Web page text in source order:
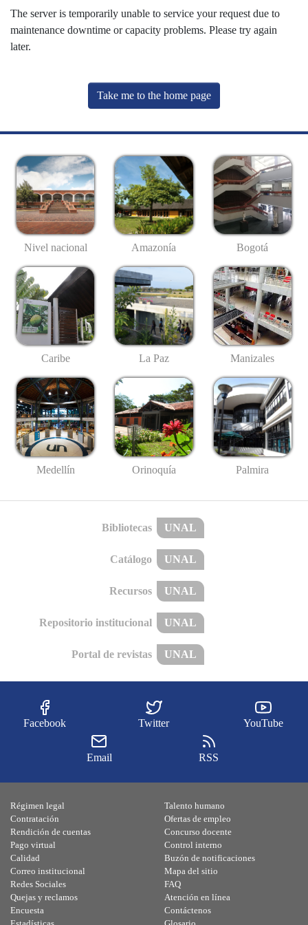
The server is temporarily unable to service your request due to
maintenance downtime or capacity problems. Please try again
later.
Take me to the home page
Nivel nacional Amazonía Bogotá
Caribe La Paz Manizales
Medellín Orinoquía Palmira
Bibliotecas UNAL
Catálogo UNAL
Recursos UNAL
Repositorio institucional UNAL
Portal de revistas UNAL
Facebook Twitter YouTube
Email RSS
Régimen legal
Contratación
Rendición de cuentas
Pago virtual
Calidad
Talento humano
Ofertas de empleo
Concurso docente
Control interno
Buzón de notificaciones
Correo institucional
Redes Sociales
Quejas y reclamos
Encuesta
Mapa del sitio
FAQ
Atención en línea
Contáctenos